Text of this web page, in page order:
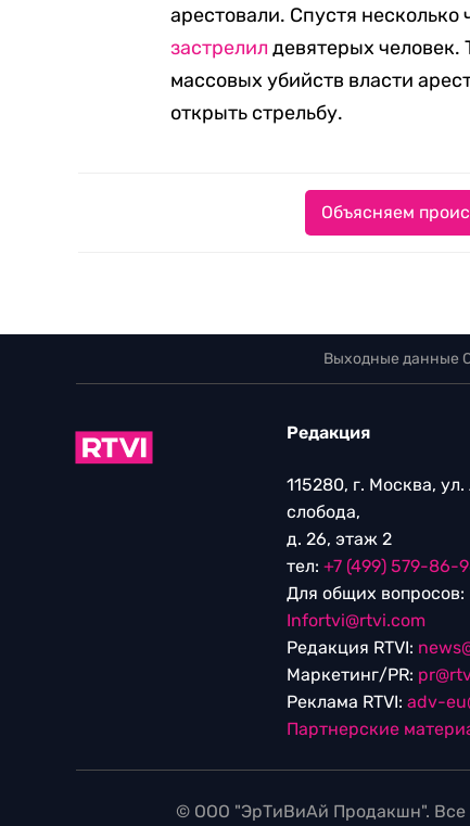
арестовали. Спустя
застрелил девятерых человек.
массовых убийств власти
открыть стрельбу.
Объясняем
Выходные данные
Редакция
115280, г. Москва,
слобода,
д. 26, этаж 2
тел: +7 (499) 579-86-
Для общих вопросов:
Infortvi@rtvi.com
Редакция RTVI:
Маркетинг/PR:
Реклама RTVI: adv-
Партнерские
© ООО "ЭрТиВиАй Продакшн". Все